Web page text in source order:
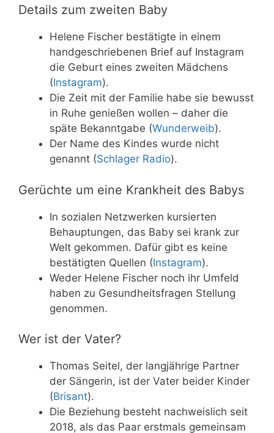
Details zum zweiten Baby
Helene Fischer bestätigte in einem
handgeschriebenen Brief auf Instagram
die Geburt eines zweiten Mädchens
(Instagram).
Die Zeit mit der Familie habe sie bewusst
in Ruhe genießen wollen – daher die
späte Bekanntgabe (Wunderweib).
Der Name des Kindes wurde nicht
genannt (Schlager Radio).
Gerüchte um eine Krankheit des Babys
In sozialen Netzwerken kursierten
Behauptungen, das Baby sei krank zur
Welt gekommen. Dafür gibt es keine
bestätigten Quellen (Instagram).
Weder Helene Fischer noch ihr Umfeld
haben zu Gesundheitsfragen Stellung
genommen.
Wer ist der Vater?
Thomas Seitel, der langjährige Partner
der Sängerin, ist der Vater beider Kinder
(Brisant).
Die Beziehung besteht nachweislich seit
2018, als das Paar erstmals gemeinsam